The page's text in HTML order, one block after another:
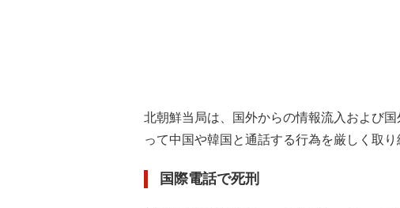
北朝鮮当局は、国外からの情報流入および
って中国や韓国と通話する行為を厳しく取り
国際電話で死刑